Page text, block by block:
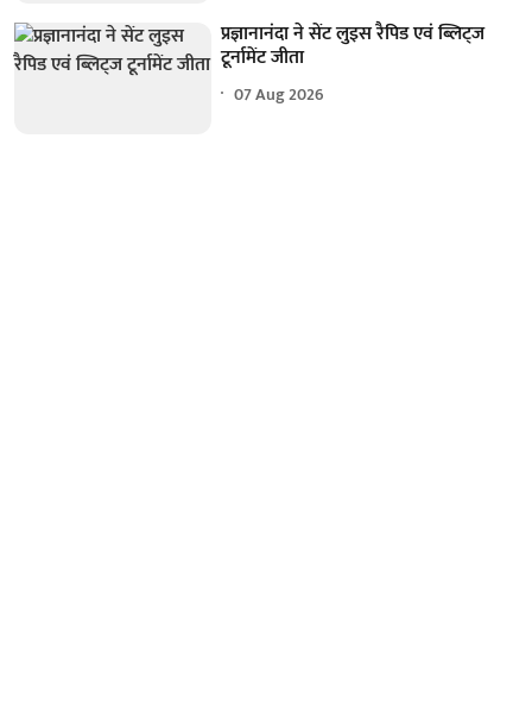
प्रज्ञानानंदा ने सेंट लुइस रैपिड एवं ब्लिट्ज
टूर्नामेंट जीता
07 Aug 2026